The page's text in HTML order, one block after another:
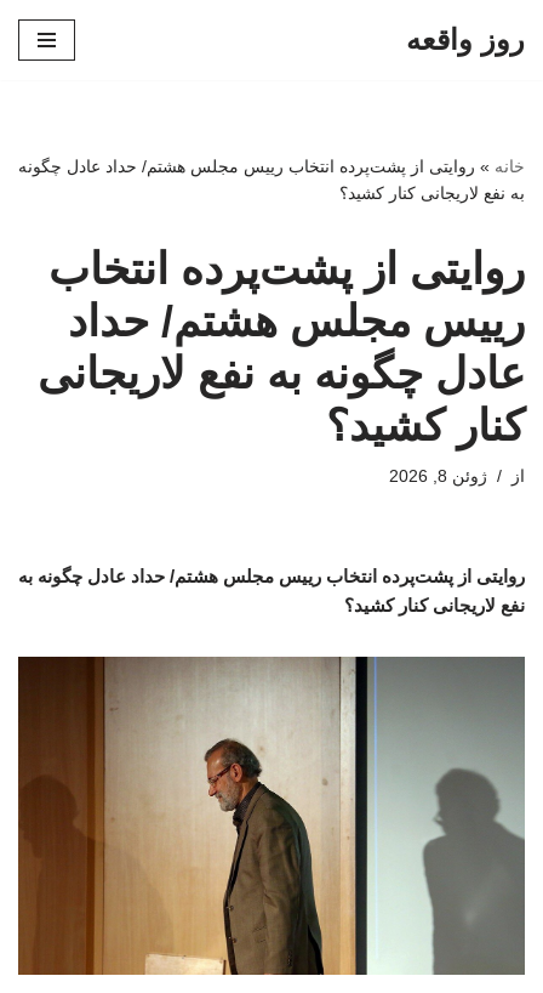
روز واقعه
خانه » روایتی از پشت‌پرده انتخاب رییس مجلس هشتم/ حداد عادل چگونه
به نفع لاریجانی کنار کشید؟
روایتی از پشت‌پرده انتخاب
رییس مجلس هشتم/ حداد
عادل چگونه به نفع لاریجانی
کنار کشید؟
از ژوئن 8, 2026
روایتی از پشت‌پرده انتخاب رییس مجلس هشتم/ حداد عادل چگونه به
نفع لاریجانی کنار کشید؟